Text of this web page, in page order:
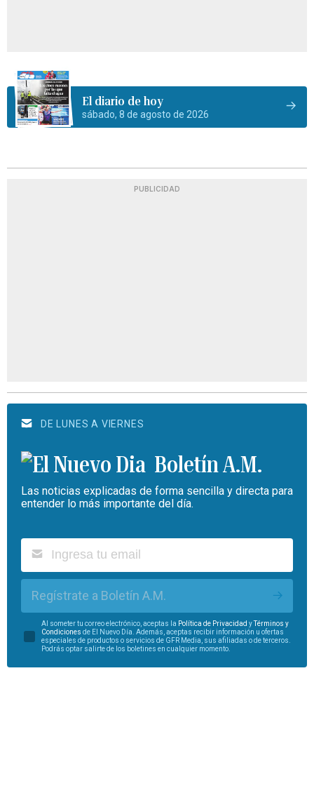
El diario de hoy
sábado, 8 de agosto de 2026
PUBLICIDAD
DE LUNES A VIERNES
Boletín A.M.
Las noticias explicadas de forma sencilla y directa para
entender lo más importante del día.
Regístrate a Boletín A.M.
Al someter tu correo electrónico, aceptas la Política de Privacidad yTérminos y
Condiciones de El Nuevo Día. Además, aceptas recibir información u ofertas
especiales de productos o servicios de GFR Media, sus afiliadas o de terceros.
Podrás optar salirte de los boletines en cualquier momento.